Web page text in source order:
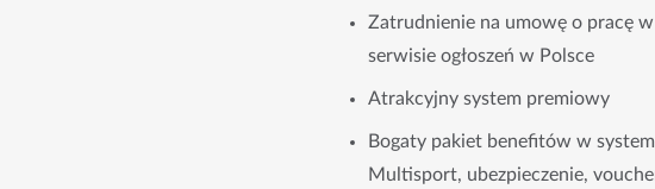
Zatrudnienie na umowę o pracę
serwisie ogłoszeń w Polsce
Atrakcyjny system premiowy
Bogaty pakiet benefitów w
Multisport, ubezpieczenie,